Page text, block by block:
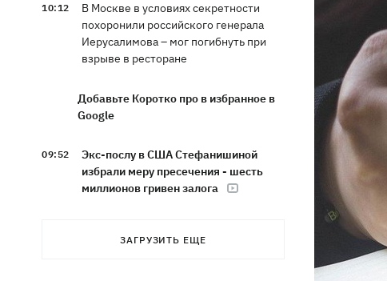
10:12
В Москве в условиях секретности
похоронили российского генерала
Иерусалимова – мог погибнуть при
взрыве в ресторане
Добавьте Коротко про в избранное в
Google
09:52
Экс-послу в США Стефанишиной
избрали меру пресечения - шесть
миллионов гривен залога
дронами, ракетами Х-31П и Ониксами
ЗАГРУЗИТЬ ЕЩЕ